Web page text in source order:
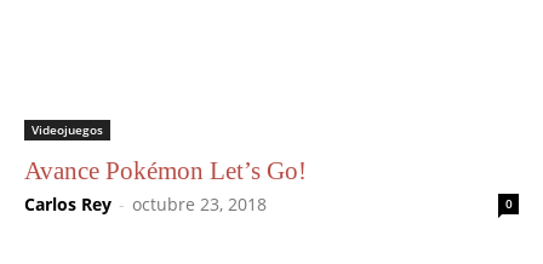
Videojuegos
Avance Pokémon Let’s Go!
Carlos Rey - octubre 23, 2018 0